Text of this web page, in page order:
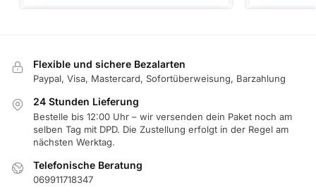
Flexible und sichere Bezalarten
Paypal, Visa, Mastercard, Sofortüberweisung, Barzahlung
24 Stunden Lieferung
Bestelle bis 12:00 Uhr – wir versenden dein Paket noch am
selben Tag mit DPD. Die Zustellung erfolgt in der Regel am
nächsten Werktag.
Telefonische Beratung
069911718347